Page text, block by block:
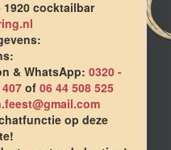
cocktailbar
& WhatsApp: 0320 -
of 06 44 508 525
op deze